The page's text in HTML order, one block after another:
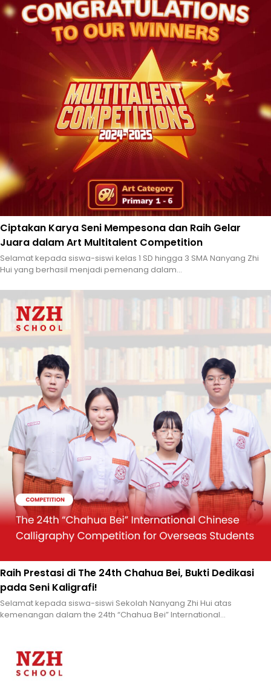
Ciptakan Karya Seni Mempesona dan Raih Gelar
Juara dalam Art Multitalent Competition
Selamat kepada siswa-siswi kelas 1 SD hingga 3 SMA Nanyang Zhi
Hui yang berhasil menjadi pemenang dalam...
Raih Prestasi di The 24th Chahua Bei, Bukti Dedikasi
pada Seni Kaligrafi!
Selamat kepada siswa-siswi Sekolah Nanyang Zhi Hui atas
kemenangan dalam the 24th “Chahua Bei” International...